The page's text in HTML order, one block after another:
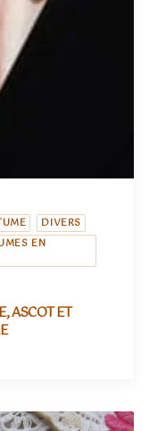
DIVERS
EN
ASCOT ET